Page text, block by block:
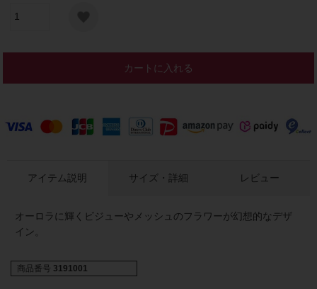
カートに入れる
アイテム説明
オーロラに輝くビジューやメッシュのフラワーが幻想的なデザ
イン。
サイズ・詳細 レビュー
商品番号 3191001